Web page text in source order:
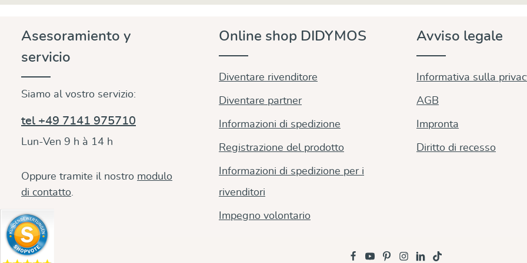
Asesoramiento y
servicio
Siamo al vostro servizio:
tel +49 7141 975710
Lun-Ven 9 h à 14 h
Oppure tramite il nostro modulo
di contatto.
Online shop DIDYMOS
Diventare rivenditore
Diventare partner
Informazioni di spedizione
Registrazione del prodotto
Informazioni di spedizione per i
rivenditori
Impegno volontario
Avviso legale
Informativa sulla
AGB
Impronta
Diritto di recesso